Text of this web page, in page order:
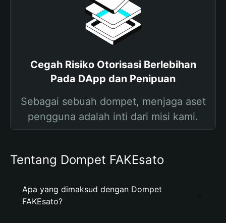
Cegah Risiko Otorisasi Berlebihan
Pada DApp dan Penipuan
Sebagai sebuah dompet, menjaga aset
pengguna adalah inti dari misi kami.
Tentang Dompet FAKEsato
Apa yang dimaksud dengan Dompet
FAKEsato?